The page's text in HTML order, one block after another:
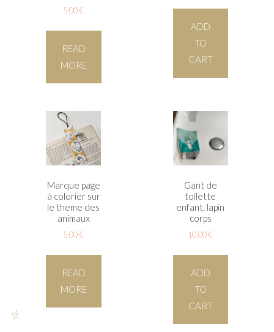
5.00€
READ
MORE
ADD
TO
CART
Marque page
à colorier sur
le theme des
animaux
5.00€
READ
MORE
Gant de
toilette
enfant, lapin
corps
10.00€
ADD
TO
CART